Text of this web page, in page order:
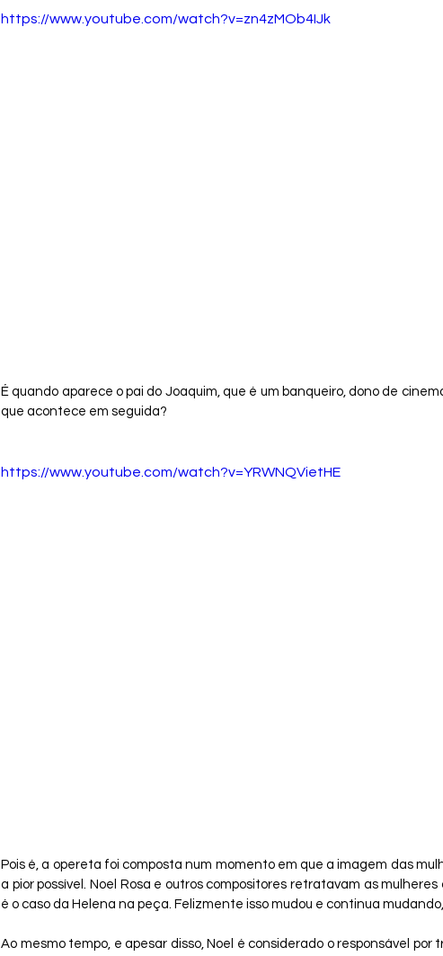
https://www.youtube.com/watch?v=zn4zMOb4IJk
É quando aparece o pai do Joaquim, que é um banqueiro, dono de
que acontece em seguida?
https://www.youtube.com/watch?v=YRWNQVietHE
Pois é, a opereta foi composta num momento em que a imagem das
a pior possível. Noel Rosa e outros compositores retratavam as
é o caso da Helena na peça. Felizmente isso mudou e continua
Ao mesmo tempo, e apesar disso, Noel é considerado o responsável